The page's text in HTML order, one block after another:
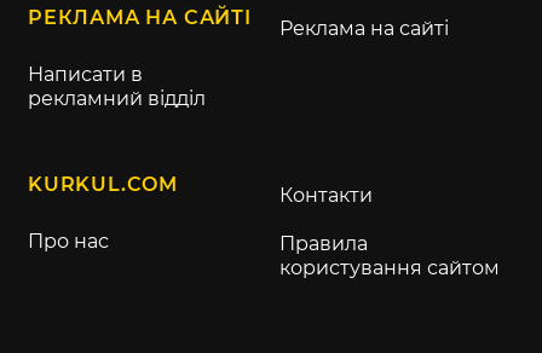
РЕКЛАМА НА САЙТІ
Написати в
рекламний відділ
Реклама на сайті
KURKUL.COM
Про нас
Контакти
Правила
користування сайтом